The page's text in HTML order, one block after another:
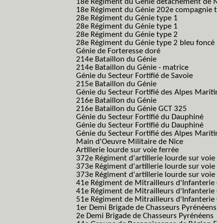
18e Régiment du Génie détachement de
18e Régiment du Génie 202e compagnie
28e Régiment du Génie type 1
28e Régiment du Génie type 1
28e Régiment du Génie type 2
28e Régiment du Génie type 2 bleu foncé
Génie de Forteresse doré
214e Bataillon du Génie
214e Bataillon du Génie - matrice
Génie du Secteur Fortifié de Savoie
215e Bataillon du Génie
Génie du Secteur Fortifié des Alpes
216e Bataillon du Génie
216e Bataillon du Génie GCT 325
Génie du Secteur Fortifié du Dauphiné
Génie du Secteur Fortifié du Dauphiné
Génie du Secteur Fortifié des Alpes
Main d'Oeuvre Militaire de Nice
Artillerie lourde sur voie ferrée
372e Régiment d'artillerie lourde sur voie
373e Régiment d'artillerie lourde sur voie
373e Régiment d'artillerie lourde sur
41e Régiment de Mitrailleurs d'Infanterie
41e Régiment de Mitrailleurs d'Infanterie
51e Régiment de Mitrailleurs d'Infanterie
1er Demi Brigade de Chasseurs Pyrénéens
2e Demi Brigade de Chasseurs Pyrénéens